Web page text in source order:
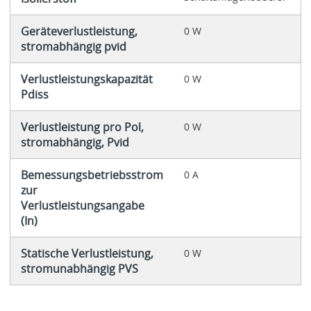
Geräteverlustleistung,
stromabhängig pvid
0 W
Verlustleistungskapazität
Pdiss
0 W
Verlustleistung pro Pol,
stromabhängig, Pvid
0 W
Bemessungsbetriebsstrom
zur
Verlustleistungsangabe
(In)
0 A
Statische Verlustleistung,
stromunabhängig PVS
0 W